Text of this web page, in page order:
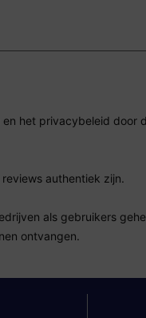
het privacybeleid door
authentiek zijn.
als gebruikers
ontvangen.